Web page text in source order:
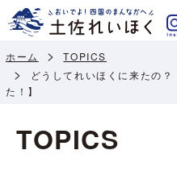
ホーム
TOPICS
どうしてれいほくに来たの
た！】
TOPICS